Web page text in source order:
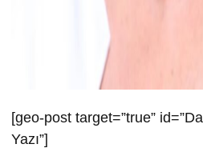
[geo-post target=”true”
Yazı”]